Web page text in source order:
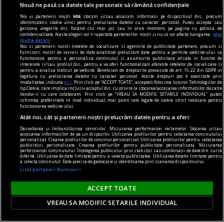
3 idei pe care o să le adore și Moșul
Dacă în cercul de prieteni aveți iubitoare de
beauty, un calendar advent este o idee minunată.
publicitate
Industria IT în România: Joburi și Tendințe în
Tehnologie
Nouă ne pasă ca datele tale personale să rămână confidențiale
Noi și partenerii noștri606 stocăm și/sau accesăm informații pe dispozitivul dvs., precum
identificatorii cookie unici pentru prelucrarea datelor cu caracter personal. Puteți accepta sau
gestiona alegerile dvs. făcând clic mai jos sau în orice moment, pe pagina cu politica de
confidențialitate. Aceste alegeri vor fi raportate partenerilor noștri și nu vă vor afecta navigarea.
Mai
multe detalii
Noi si partenerii nostri (retelele de socializare si agentiile de publicitate partenere, precum si
furnizorii nostri de servicii de date analitice) prelucram date pentru a permite website-ului sa
functioneze, pentru a personaliza continutul si anunturile publicitare afisate in functie de
interesele si/sau profilul dvs., pentru a va oferi functionalitati aferente retelelor de socializare si
pentru a analiza traficul pe website. Beneficiati de drepturile prevazute de art. 15-22 din GDPR in
legatura cu prelucrarea datelor cu caracter personal. Aceste drepturi pot fi exercitate prin
modalitatea indicataaici
. Prin click pe “ACCEPT TOATE”, acceptati folosirea tuturor Tehnologiilor de
tip Cookie, care implica inclusiv acceptul dvs. cu privire la stocarea/accesarea informatiilor de catre
Vendor-ii cu care colaboram. Prin click pe “VREAU SA MODIFIC SETARILE INDIVIDUAL” puteti
schimba preferintele in mod individual, mai putin cele legate de cookie strict necesare pentru
functionarea website-ului.
Atât noi, cât și partenerii noștri prelucrăm datele pentru a oferi:
Dezvoltarea și îmbunătățirea serviciilor. Măsurarea performanței reclamelor. Stocarea și/sau
accesarea informațiilor de pe un dispozitiv. Utilizarea profilurilor pentru selectarea conținutului
personalizat. Crearea profilurilor de conținut personalizat. Utilizarea profilurilor pentru selectarea
publicității personalizate. Crearea profilurilor pentru publicitate personalizată. Măsurarea
performanței conținutului. Înțelegerea publicului prin statistici sau combinații de date din surse
diferite. Utilizarea de date limitate pentru a selecta publicitatea. Utilizarea datelor limitate pentru
a selecta conținutul. Date precise de geolocație și identificarea prin scanarea dispozitivului.
Listă parteneri (furnizori)
ACCEPT TOATE
VREAU SA MODIFIC SETARILE INDIVIDUAL